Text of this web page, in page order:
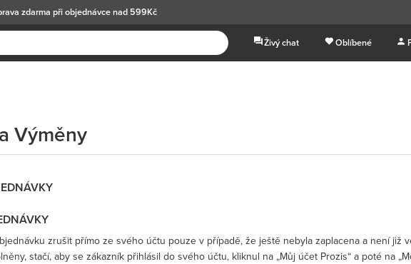
zdarma při objednávce nad 599Kč
Živý chat Oblíbené
Výměny
zrušit přímo ze svého účtu pouze v případě, že ještě nebyla zaplacena a není již
stačí, aby se zákazník přihlásil do svého účtu, kliknul na „Můj účet Prozis“ a poté na